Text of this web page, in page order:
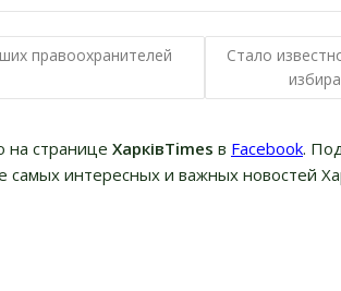
правоохранителей
Стало
на странице ХарківTimes в Facebook.
самых интересных и важных новостей